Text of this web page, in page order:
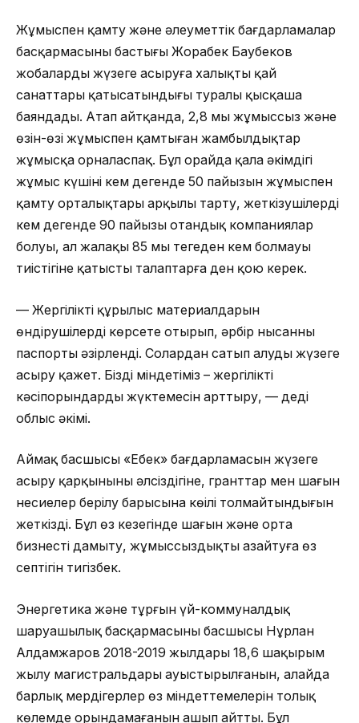
Жұмыспен қамту және әлеуметтік бағдарламалар
басқармасының бастығы Жорабек Баубеков
жобаларды жүзеге асыруға халықтың қай
санаттары қатысатындығы туралы қысқаша
баяндады. Атап айтқанда, 2,8 мың жұмыссыз және
өзін-өзі жұмыспен қамтыған жамбылдықтар
жұмысқа орналаспақ. Бұл орайда қала әкімдігі
жұмыс күшінің кем дегенде 50 пайызын жұмыспен
қамту орталықтары арқылы тарту, жеткізушілердің
кем дегенде 90 пайызы отандық компаниялар
болуы, ал жалақы 85 мың теңгеден кем болмауы
тиістігіне қатысты талаптарға ден қою керек.
— Жергілікті құрылыс материалдарын
өндірушілерді көрсете отырып, әрбір нысанның
паспорты әзірленді. Солардан сатып алуды жүзеге
асыру қажет. Біздің міндетіміз – жергілікті
кәсіпорындардың жүктемесін арттыру, — деді
облыс әкімі.
Аймақ басшысы «Еңбек» бағдарламасын жүзеге
асыру қарқынының әлсіздігіне, гранттар мен шағын
несиелер берілу барысына көңілі толмайтындығын
жеткізді. Бұл өз кезегінде шағын және орта
бизнесті дамыту, жұмыссыздықты азайтуға өз
септігін тигізбек.
Энергетика және тұрғын үй-коммуналдық
шаруашылық басқармасының басшысы Нұрлан
Алдамжаров 2018-2019 жылдары 18,6 шақырым
жылу магистральдары ауыстырылғанын, алайда
барлық мердігерлер өз міндеттемелерін толық
көлемде орындамағанын ашып айтты. Бұл